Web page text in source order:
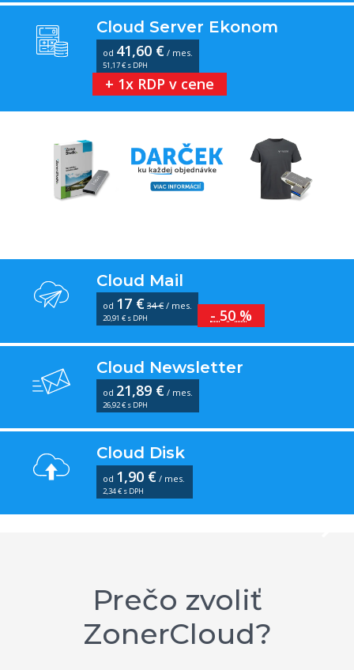
Cloud Server Ekonom
od 41,60 € / mes.
51,17 € s DPH
+ 1x RDP v cene
Cloud Mail
od 17 € 34 € / mes.
20,91 € s DPH - 50 %
Cloud Newsletter
od 21,89 € / mes.
26,92 € s DPH
Cloud Disk
od 1,90 € / mes.
2,34 € s DPH
Prečo zvoliť
ZonerCloud?